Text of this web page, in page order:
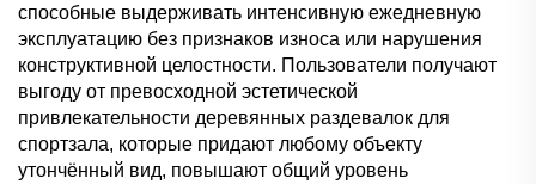
способные выдерживать интенсивную ежедневную
эксплуатацию без признаков износа или нарушения
конструктивной целостности. Пользователи получают
выгоду от превосходной эстетической
привлекательности деревянных раздевалок для
спортзала, которые придают любому объекту
утончённый вид, повышают общий уровень